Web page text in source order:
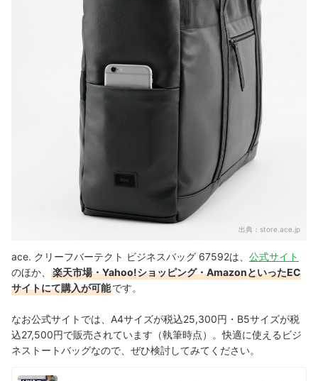
出典： store.ace.jp
ace. クリーフバーテクト ビジネスバッグ 67592は、 公式サイト
のほか、
楽天市場・Yahoo!ショッピング・AmazonといったEC
サイトにて購入が可能です。
なお公式サイトでは、A4サイズが税込25,300円・B5サイズが税
込27,500円で販売されています（執筆時点）。快適に使えるビジ
ネストートバッグなので、ぜひ検討してみてください。